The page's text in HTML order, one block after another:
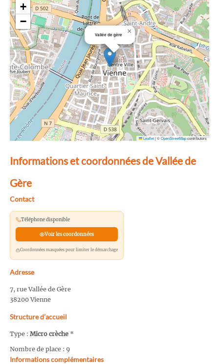
Vallée de gère ×
+
−
Leaflet|©OpenStreetMapcontributors
Informations et coordonnées de Vallée de
Gère
Contact
Téléphone disponible
Voir les coordonnées
Coordonnées masquées pour limiter le démarchage
Adresse
7, rue Vallée de Gère
38200 Vienne
Structure d’accueil
Type : Micro crèche *
Nombre de place : 9
Informations complémentaires